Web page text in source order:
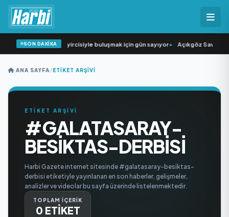
SON DAKİKA
“Düğün Şarkıcısı” seyircisiyle buluşmak için gün sayıyor• Açıkgöz
ANA SAYFA/ETIKET ARŞIVI
ETİKET ARŞİVİ
#GALATASARAY-
BESIKTAS-DERBISI
Harbi Gazete internet sitesinde #galatasaray-besiktas-
derbisi etiketiyle yayınlanan en son haberler, gelişmeler,
analizler ve videolar bu sayfa üzerinde listelenmektedir.
TOPLAM İÇERİK
0 ETİKET